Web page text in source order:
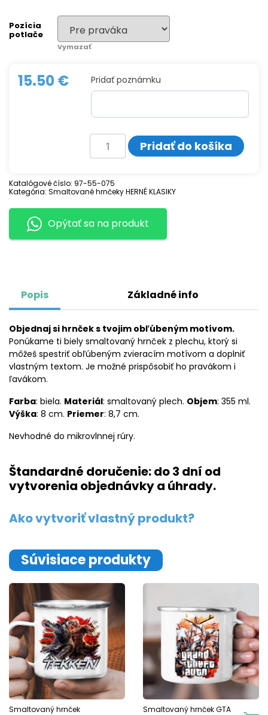
Pozícia
potlače
Vymazať
15.50€ Pridať poznámku
množstvo
Smaltovaný
hrnček
LEGEND
OF
ZELDA
2
Pridať do košíka
Katalógové číslo: 97-55-075
Kategória: Smaltované hrnčeky HERNÉ KLASIKY
Opýtať sa na produkt
Popis Základné info
Objednaj si hrnček s tvojim obľúbeným motívom.
Ponúkame ti biely smaltovaný hrnček z plechu, ktorý si
môžeš spestriť obľúbeným zvieracím motívom a doplniť
vlastným textom. Je možné prispôsobiť ho pravákom i
ľavákom.
Farba: biela. Materiál: smaltovaný plech. Objem: 355 ml.
Výška: 8 cm. Priemer: 8,7 cm.
Nevhodné do mikrovlnnej rúry.
Štandardné doručenie: do 3 dní od
vytvorenia objednávky a úhrady.
Ako vytvoriť vlastný produkt?
Súvisiace produkty
Smaltovaný hrnček
Smaltovaný hrnček GTA